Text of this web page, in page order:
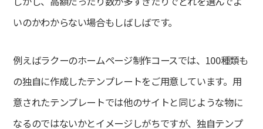
いのかわからない場合もしばしばです。
例えばラクーのホームページ制作コースでは、100種類も
の独自に作成したテンプレートをご用意しています。用
意されたテンプレートでは他のサイトと同じような物に
なるのではないかとイメージしがちですが、独自テンプ